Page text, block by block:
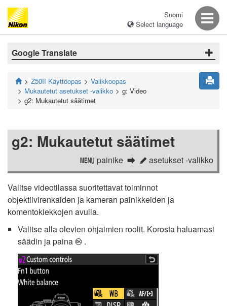
Suomi
Select language
Google Translate
Z50II Käyttöopas
Valikkoopas
Mukautetut asetukset -valikko
g: Video
g2: Mukautetut säätimet
g2: Mukautetut säätimet
G painike A asetukset -valikko
Valitse videotilassa suoritettavat toiminnot
objektiivirenkaiden ja kameran painikkeiden ja
komentokiekkojen avulla.
Valitse alla olevien ohjaimien roolit. Korosta haluamasi
säädin ja paina J .